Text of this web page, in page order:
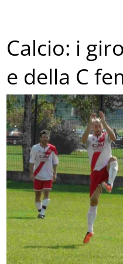
Calcio: i
e della C